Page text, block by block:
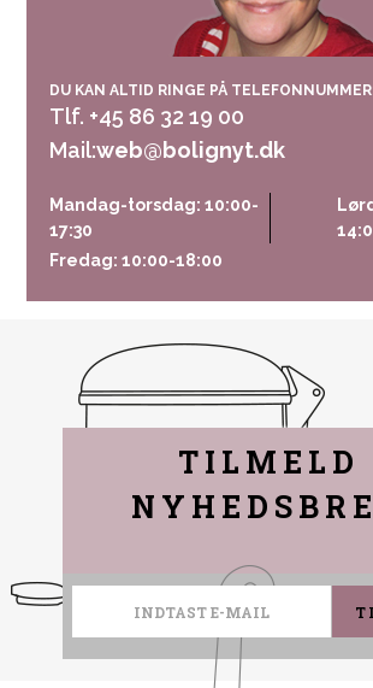
DU KAN ALTID RINGE PÅ
Tlf. +45 86 32 19 00
Mail:web@bolignyt.dk
Mandag-torsdag: 10:00-
17:30
Fredag: 10:00-18:00
TILMELD